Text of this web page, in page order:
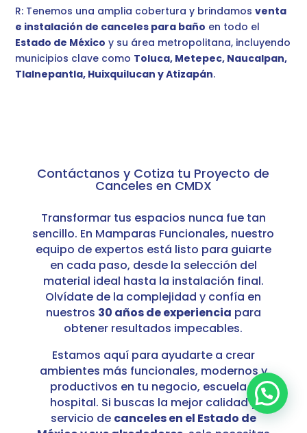
R: Tenemos una amplia cobertura y brindamosventa
e instalación de canceles para baño en todo el
Estado de México y su área metropolitana, incluyendo
municipios clave como Toluca, Metepec, Naucalpan,
Tlalnepantla, Huixquilucan y Atizapán.
Contáctanos y Cotiza tu Proyecto de
Canceles en CMDX
Transformar tus espacios nunca fue tan
sencillo. En Mamparas Funcionales, nuestro
equipo de expertos está listo para guiarte
en cada paso, desde la selección del
material ideal hasta la instalación final.
Olvídate de la complejidad y confía en
nuestros 30 años de experiencia para
obtener resultados impecables.
Estamos aquí para ayudarte a crear
ambientes más funcionales, modernos y
productivos en tu negocio, escuela u
hospital. Si buscas la mejor calidad y
servicio de canceles en el Estado de